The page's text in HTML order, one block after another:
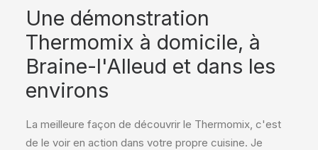
Une démonstration
Thermomix à domicile, à
Braine-l'Alleud et dans les
environs
La meilleure façon de découvrir le Thermomix, c'est
de le voir en action dans votre propre cuisine. Je